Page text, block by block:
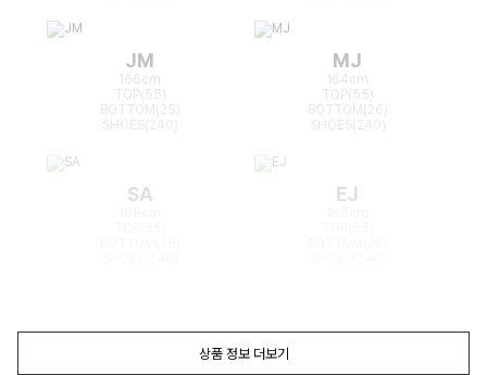
JM
166cm
TOP(55)
BOTTOM(25)
MJ
164cm
TOP(55)
BOTTOM(26)
SA EJ
상품 정보 더보기